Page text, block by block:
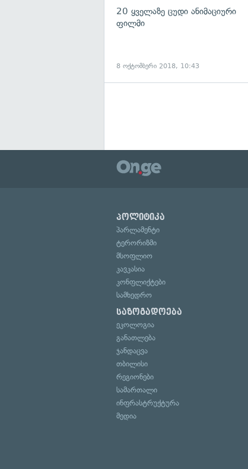
20 ყველაზე ცუდი ანიმაციური
ფილმი
8 ოქტომბერი 2018, 10:43
პოლიტიკა
პარლამენტი
ტერორიზმი
მსოფლიო
კავკასია
კონფლიქტები
სამხედრო
საზოგადოება
ეკოლოგია
განათლება
ჯანდაცვა
თბილისი
რეგიონები
სამართალი
ინფრასტრუქტურა
მედია